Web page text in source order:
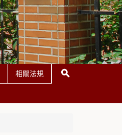
相關法規